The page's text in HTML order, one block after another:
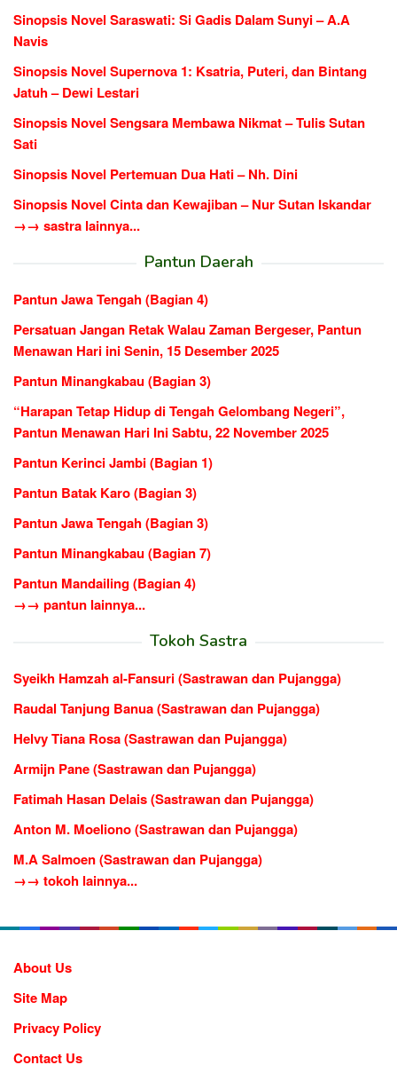
Sinopsis Novel Saraswati: Si Gadis Dalam Sunyi – A.A
Navis
Sinopsis Novel Supernova 1: Ksatria, Puteri, dan Bintang
Jatuh – Dewi Lestari
Sinopsis Novel Sengsara Membawa Nikmat – Tulis Sutan
Sati
Sinopsis Novel Pertemuan Dua Hati – Nh. Dini
Sinopsis Novel Cinta dan Kewajiban – Nur Sutan Iskandar
→→ sastra lainnya...
Pantun Daerah
Pantun Jawa Tengah (Bagian 4)
Persatuan Jangan Retak Walau Zaman Bergeser, Pantun
Menawan Hari ini Senin, 15 Desember 2025
Pantun Minangkabau (Bagian 3)
“Harapan Tetap Hidup di Tengah Gelombang Negeri”,
Pantun Menawan Hari Ini Sabtu, 22 November 2025
Pantun Kerinci Jambi (Bagian 1)
Pantun Batak Karo (Bagian 3)
Pantun Jawa Tengah (Bagian 3)
Pantun Minangkabau (Bagian 7)
Pantun Mandailing (Bagian 4)
→→ pantun lainnya...
Tokoh Sastra
Syeikh Hamzah al-Fansuri (Sastrawan dan Pujangga)
Raudal Tanjung Banua (Sastrawan dan Pujangga)
Helvy Tiana Rosa (Sastrawan dan Pujangga)
Armijn Pane (Sastrawan dan Pujangga)
Fatimah Hasan Delais (Sastrawan dan Pujangga)
Anton M. Moeliono (Sastrawan dan Pujangga)
M.A Salmoen (Sastrawan dan Pujangga)
→→ tokoh lainnya...
About Us
Site Map
Privacy Policy
Contact Us